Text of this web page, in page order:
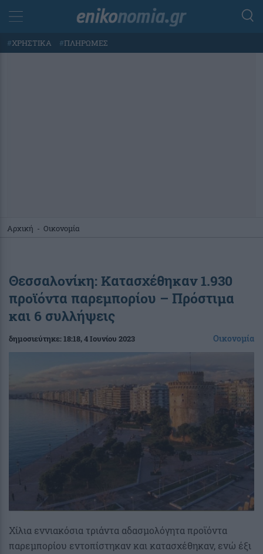
#ΧΡΗΣΤΙΚΑ #ΠΛΗΡΩΜΕΣ
Αρχική - Οικονομία
Θεσσαλονίκη: Κατασχέθηκαν 1.930
προϊόντα παρεμπορίου – Πρόστιμα
και 6 συλλήψεις
δημοσιεύτηκε:18:18, 4 Ιουνίου 2023 Οικονομία
Χίλια εννιακόσια τριάντα αδασμολόγητα προϊόντα
παρεμπορίου εντοπίστηκαν και κατασχέθηκαν, ενώ έξι